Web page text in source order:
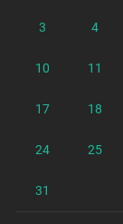
3 4
10 11
17 18
24 25
31